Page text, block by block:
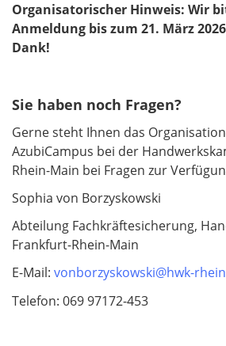
Organisatorischer Hinweis: Wir
Anmeldung bis zum 21. März
Dank!
Sie haben noch Fragen?
Gerne steht Ihnen das
AzubiCampus bei der
Rhein-Main bei Fragen zur
Sophia von Borzyskowski
Abteilung Fachkräftesicherung,
Frankfurt-Rhein-Main
E-Mail: vonborzyskowski@hwk-
Telefon: 069 97172-453